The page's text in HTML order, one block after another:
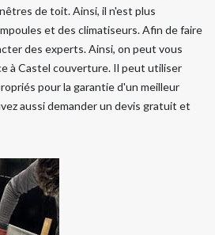
de toit. Ainsi, il n'est plus
et des climatiseurs. Afin de faire
des experts. Ainsi, on peut vous
à Castel couverture. Il peut utiliser
pour la garantie d'un meilleur
aussi demander un devis gratuit et